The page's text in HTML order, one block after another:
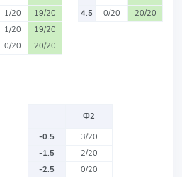
1/20
19/20
1/20
19/20
0/20 20/20
4.5
0/20 20/20
Ф2
-0.5
3/20
-1.5
2/20
-2.5
0/20